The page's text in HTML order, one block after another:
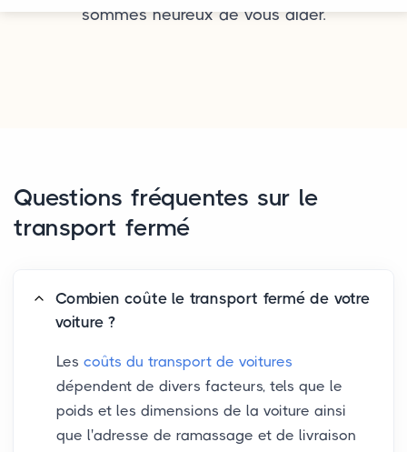
sommes heureux de vous aider.
Questions fréquentes sur le
transport fermé
Combien coûte le transport fermé de votre
voiture ?
Les coûts du transport de voitures
dépendent de divers facteurs, tels que le
poids et les dimensions de la voiture ainsi
que l'adresse de ramassage et de livraison